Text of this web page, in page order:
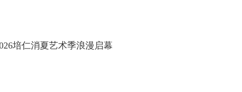
培仁消夏艺术季浪漫启幕